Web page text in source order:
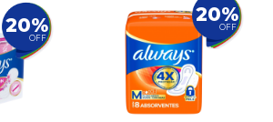
20%
OFF
20%
OFF